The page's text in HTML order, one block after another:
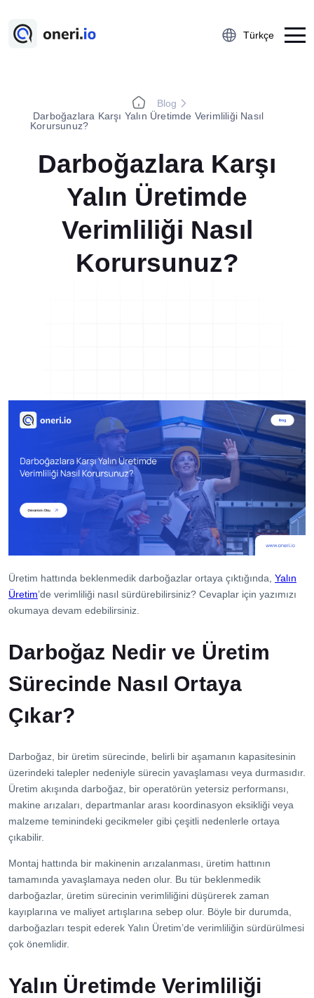
Türkçe
Platform
5S Denetim Yönetimi
Önce-Sonra Kaizen
Aksiyon Yönetimi
Kobetsu Kaizen
A3 Problem Çözme
Ramak Kala Raporlama
Danışmanlık
Blog
Webinar
E-Kitaplar
Başarı Hikayeleri
Kurumsal
Referanslar
Blog
Darboğazlara Karşı Yalın Üretimde Verimliliği Nasıl
Korursunuz?
Darboğazlara Karşı
Yalın Üretimde
Verimliliği Nasıl
Korursunuz?
Üretim hattında beklenmedik darboğazlar ortaya çıktığında, Yalın
Üretim’de verimliliği nasıl sürdürebilirsiniz? Cevaplar için yazımızı
okumaya devam edebilirsiniz.
Darboğaz Nedir ve Üretim
Sürecinde Nasıl Ortaya
Çıkar?
Darboğaz, bir üretim sürecinde, belirli bir aşamanın kapasitesinin
üzerindeki talepler nedeniyle sürecin yavaşlaması veya durmasıdır.
Üretim akışında darboğaz, bir operatörün yetersiz performansı,
makine arızaları, departmanlar arası koordinasyon eksikliği veya
malzeme teminindeki gecikmeler gibi çeşitli nedenlerle ortaya
çıkabilir.
Montaj hattında bir makinenin arızalanması, üretim hattının
tamamında yavaşlamaya neden olur. Bu tür beklenmedik
darboğazlar, üretim sürecinin verimliliğini düşürerek zaman
kayıplarına ve maliyet artışlarına sebep olur. Böyle bir durumda,
darboğazları tespit ederek Yalın Üretim’de verimliliğin sürdürülmesi
çok önemlidir.
Yalın Üretimde Verimliliği